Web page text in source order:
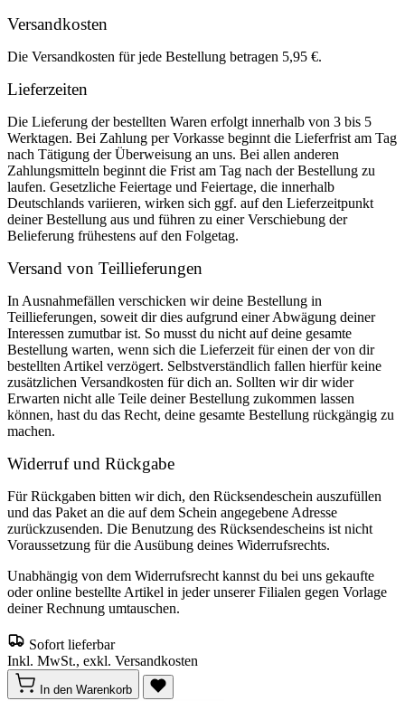
Versandkosten
Die Versandkosten für jede Bestellung betragen 5,95 €.
Lieferzeiten
Die Lieferung der bestellten Waren erfolgt innerhalb von 3 bis 5
Werktagen. Bei Zahlung per Vorkasse beginnt die Lieferfrist am Tag
nach Tätigung der Überweisung an uns. Bei allen anderen
Zahlungsmitteln beginnt die Frist am Tag nach der Bestellung zu
laufen. Gesetzliche Feiertage und Feiertage, die innerhalb
Deutschlands variieren, wirken sich ggf. auf den Lieferzeitpunkt
deiner Bestellung aus und führen zu einer Verschiebung der
Belieferung frühestens auf den Folgetag.
Versand von Teillieferungen
In Ausnahmefällen verschicken wir deine Bestellung in
Teillieferungen, soweit dir dies aufgrund einer Abwägung deiner
Interessen zumutbar ist. So musst du nicht auf deine gesamte
Bestellung warten, wenn sich die Lieferzeit für einen der von dir
bestellten Artikel verzögert. Selbstverständlich fallen hierfür keine
zusätzlichen Versandkosten für dich an. Sollten wir dir wider
Erwarten nicht alle Teile deiner Bestellung zukommen lassen
können, hast du das Recht, deine gesamte Bestellung rückgängig zu
machen.
Widerruf und Rückgabe
Für Rückgaben bitten wir dich, den Rücksendeschein auszufüllen
und das Paket an die auf dem Schein angegebene Adresse
zurückzusenden. Die Benutzung des Rücksendescheins ist nicht
Voraussetzung für die Ausübung deines Widerrufsrechts.
Unabhängig von dem Widerrufsrecht kannst du bei uns gekaufte
oder online bestellte Artikel in jeder unserer Filialen gegen Vorlage
deiner Rechnung umtauschen.
Sofort lieferbar
Inkl. MwSt., exkl. Versandkosten
In den Warenkorb